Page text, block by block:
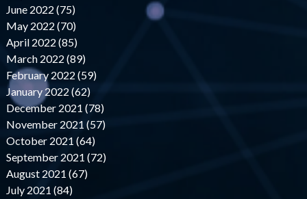
June 2022 (75)
May 2022 (70)
April 2022 (85)
March 2022 (89)
February 2022 (59)
January 2022 (62)
December 2021 (78)
November 2021 (57)
October 2021 (64)
September 2021 (72)
August 2021 (67)
July 2021 (84)